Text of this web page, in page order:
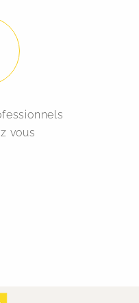
vous